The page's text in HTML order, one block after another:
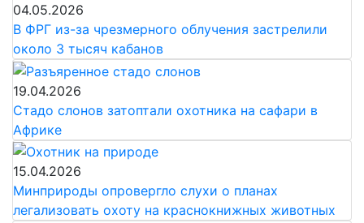
04.05.2026
В ФРГ из-за чрезмерного облучения застрелили
около 3 тысяч кабанов
19.04.2026
Стадо слонов затоптали охотника на сафари в
Африке
15.04.2026
Минприроды опровергло слухи о планах
легализовать охоту на краснокнижных животных